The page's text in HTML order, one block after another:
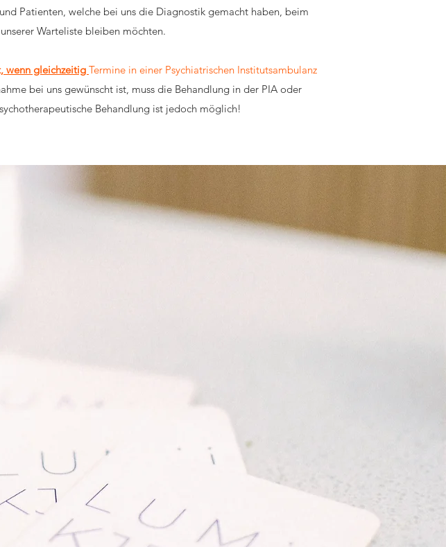
Patienten, welche bei uns die Diagnostik gemacht haben, beim
Warteliste bleiben möchten.
wenn gleichzeitig Termine in einer Psychiatrischen Institutsambulanz
bei uns gewünscht ist, muss die Behandlung in der PIA oder
Behandlung ist jedoch möglich!​